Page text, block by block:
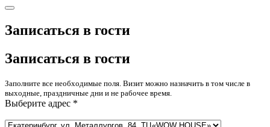
Записаться в гости
Записаться в гости
Заполните все необходимые поля. Визит можно назначить в том числе в
выходные, праздничные дни и не рабочее время.
Выберите адрес *